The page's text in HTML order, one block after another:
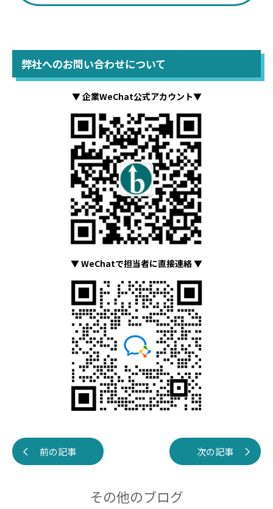
弊社へのお問い合わせについて
▼ 企業WeChat公式アカウント▼
▼ WeChatで担当者に直接連絡 ▼
前の記事 次の記事
その他のブログ